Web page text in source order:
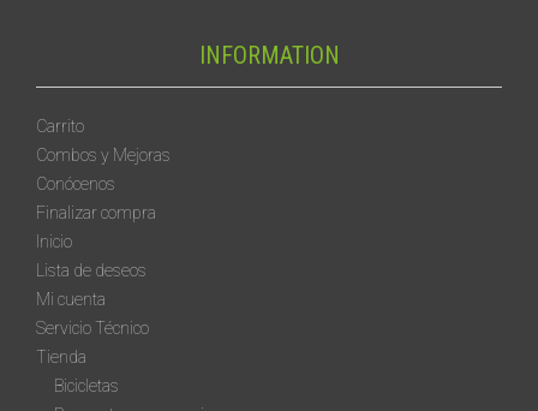
INFORMATION
Carrito
Combos y Mejoras
Conócenos
Finalizar compra
Inicio
Lista de deseos
Mi cuenta
Servicio Técnico
Tienda
Bicicletas